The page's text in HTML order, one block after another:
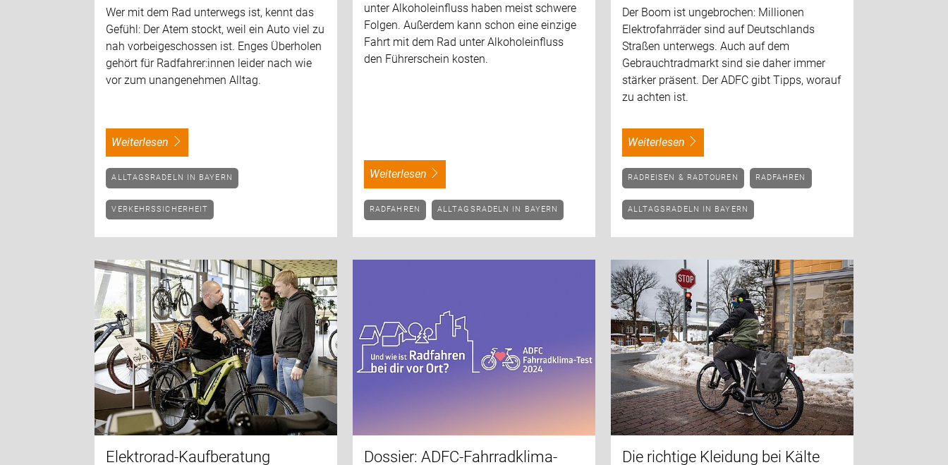
Wer mit dem Rad unterwegs ist, kennt das
Gefühl: Der Atem stockt, weil ein Auto viel zu
nah vorbeigeschossen ist. Enges Überholen
gehört für Radfahrer:innen leider nach wie
vor zum unangenehmen Alltag.
weiterlesen
ALLTAGSRADELN IN BAYERN
VERKEHRSSICHERHEIT
unter Alkoholeinfluss haben meist schwere
Folgen. Außerdem kann schon eine einzige
Fahrt mit dem Rad unter Alkoholeinfluss
den Führerschein kosten.
weiterlesen
RADFAHREN ALLTAGSRADELN IN BAYERN
Der Boom ist ungebrochen: Millionen
Elektrofahrräder sind auf Deutschlands
Straßen unterwegs. Auch auf dem
Gebrauchtradmarkt sind sie daher immer
stärker präsent. Der ADFC gibt Tipps, worauf
zu achten ist.
weiterlesen
RADREISEN & RADTOUREN RADFAHREN
ALLTAGSRADELN IN BAYERN
Elektrorad-Kaufberatung
Dossier: ADFC-Fahrradklima-
Die richtige Kleidung bei Kälte